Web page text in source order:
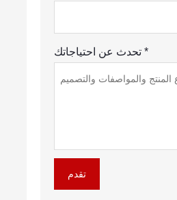
تحدث عن احتياجاتك *
تقدم